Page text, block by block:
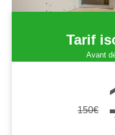
Tarif
Avant
150€